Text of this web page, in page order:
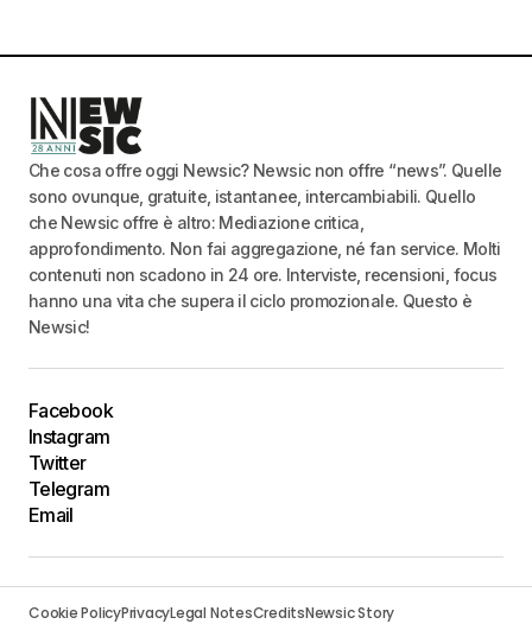
Che cosa offre oggi Newsic? Newsic non offre “news”. Quelle
sono ovunque, gratuite, istantanee, intercambiabili. Quello
che Newsic offre è altro: Mediazione critica,
approfondimento. Non fai aggregazione, né fan service. Molti
contenuti non scadono in 24 ore. Interviste, recensioni, focus
hanno una vita che supera il ciclo promozionale. Questo è
Newsic!
Facebook
Instagram
Twitter
Telegram
Email
Cookie PolicyPrivacyLegal NotesCreditsNewsic Story